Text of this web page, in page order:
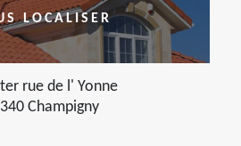
LOCALISER
rue de l' Yonne
Champigny